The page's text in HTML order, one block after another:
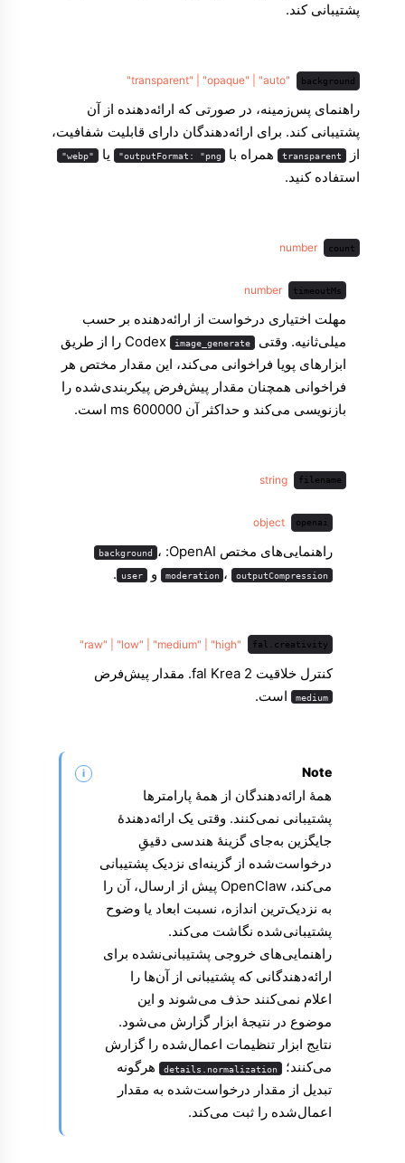
پشتیبانی کند.
background
"transparent" | "opaque" | "auto"
راهنمای پس‌زمینه، در صورتی که ارائه‌دهنده از آن
پشتیبانی کند. برای ارائه‌دهندگان دارای قابلیت شفافیت،
از
transparent همراه با outputFormat: "png" یا "webp"
استفاده کنید.
count
number
timeoutMs
number
مهلت اختیاری درخواست از ارائه‌دهنده بر حسب
میلی‌ثانیه. وقتی Codex
image_generate
را از طریق
ابزارهای پویا فراخوانی می‌کند، این مقدار مختص هر
فراخوانی همچنان مقدار پیش‌فرض پیکربندی‌شده را
بازنویسی می‌کند و حداکثر آن 600000 ms است.
filename
string
openai
object
راهنمایی‌های مختص OpenAI:‏ background ،
moderation ، outputCompression و user
.
fal.creativity
"raw" | "low" | "medium" | "high"
کنترل خلاقیت fal Krea 2. مقدار پیش‌فرض
medium است.
Note
همهٔ ارائه‌دهندگان از همهٔ پارامترها
پشتیبانی نمی‌کنند. وقتی یک ارائه‌دهندهٔ
جایگزین به‌جای گزینهٔ هندسی دقیقِ
درخواست‌شده از گزینه‌ای نزدیک پشتیبانی
می‌کند، OpenClaw پیش از ارسال، آن را
به نزدیک‌ترین اندازه، نسبت ابعاد یا وضوح
پشتیبانی‌شده نگاشت می‌کند.
راهنمایی‌های خروجی پشتیبانی‌نشده برای
ارائه‌دهندگانی که پشتیبانی از آن‌ها را
اعلام نمی‌کنند حذف می‌شوند و این
موضوع در نتیجهٔ ابزار گزارش می‌شود.
نتایج ابزار تنظیمات اعمال‌شده را گزارش
می‌کنند؛
details.normalization هرگونه
تبدیل از مقدار درخواست‌شده به مقدار
اعمال‌شده را ثبت می‌کند.